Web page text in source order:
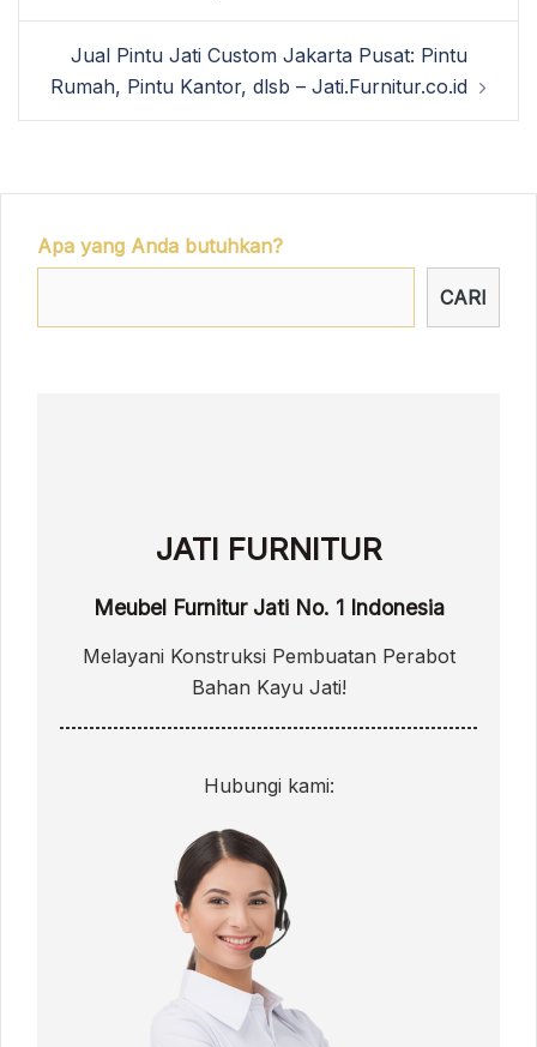
Jual Pintu Jati Custom Jakarta Pusat: Pintu
Rumah, Pintu Kantor, dlsb – Jati.Furnitur.co.id
Apa yang Anda butuhkan?
CARI
JATI FURNITUR
Meubel Furnitur Jati No. 1 Indonesia
Melayani Konstruksi Pembuatan Perabot
Bahan Kayu Jati!
Hubungi kami: